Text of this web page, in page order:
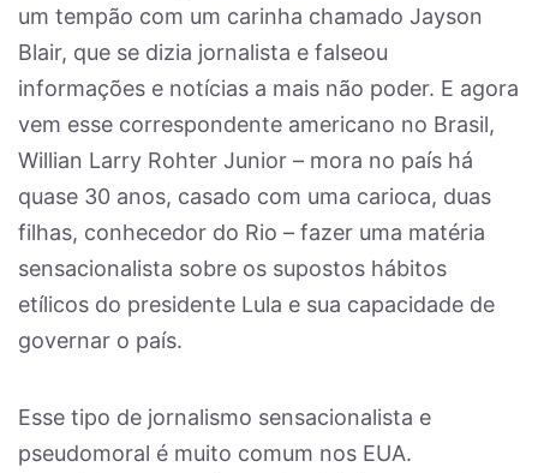
um tempão com um carinha chamado Jayson
Blair, que se dizia jornalista e falseou
informações e notícias a mais não poder. E agora
vem esse correspondente americano no Brasil,
Willian Larry Rohter Junior – mora no país há
quase 30 anos, casado com uma carioca, duas
filhas, conhecedor do Rio – fazer uma matéria
sensacionalista sobre os supostos hábitos
etílicos do presidente Lula e sua capacidade de
governar o país.
Esse tipo de jornalismo sensacionalista e
pseudomoral é muito comum nos EUA.